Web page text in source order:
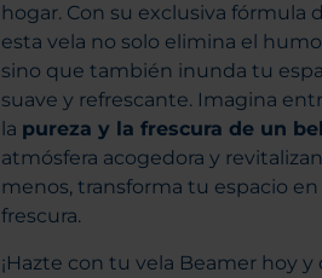
hogar. Con su exclusiva fórmula
esta vela no solo elimina el
sino que también inunda tu
suave y refrescante. Imagina
la pureza y la frescura de un
atmósfera acogedora y
menos, transforma tu espacio
frescura.
¡Hazte con tu vela Beamer hoy